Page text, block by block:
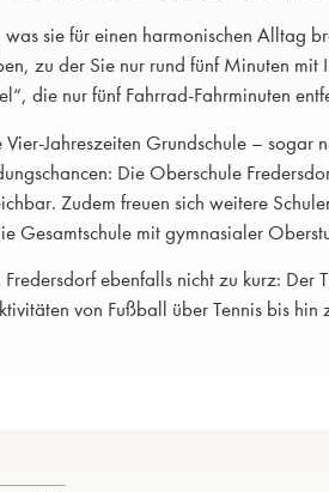
sie für einen harmonischen Alltag
zu der Sie nur rund fünf Minuten
die nur fünf Fahrrad-Fahrminuten
Jahreszeiten Grundschule – sogar
Die Oberschule
Zudem freuen sich weitere
Gesamtschule mit gymnasialer
ebenfalls nicht zu kurz: Der
von Fußball über Tennis bis hin